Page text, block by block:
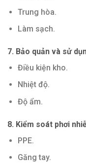
Trung hòa.
Làm sạch.
7. Bảo quản và sử
Điều kiện kho.
Nhiệt độ.
Độ ẩm.
8. Kiểm soát phơi
PPE.
Găng tay.